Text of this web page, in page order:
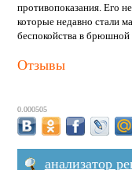
противопоказания. Его
которые недавно стали
беспокойства в брюшной
Отзывы
0.000505
анализатор